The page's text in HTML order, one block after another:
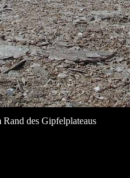
Rand des Gipfelplateaus